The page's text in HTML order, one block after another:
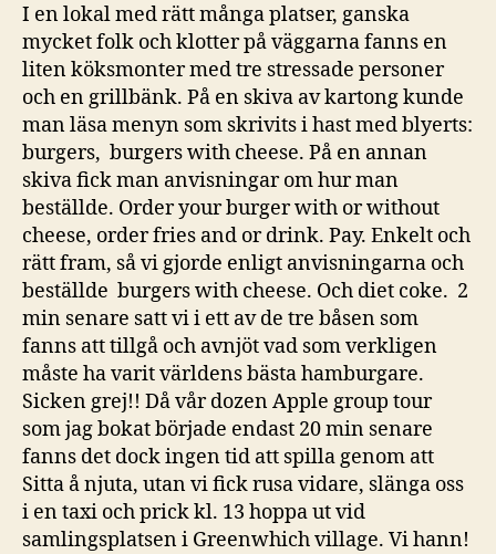
I en lokal med rätt många platser, ganska
mycket folk och klotter på väggarna fanns en
liten köksmonter med tre stressade personer
och en grillbänk. På en skiva av kartong kunde
man läsa menyn som skrivits i hast med blyerts:
burgers, burgers with cheese. På en annan
skiva fick man anvisningar om hur man
beställde. Order your burger with or without
cheese, order fries and or drink. Pay. Enkelt och
rätt fram, så vi gjorde enligt anvisningarna och
beställde burgers with cheese. Och diet coke. 2
min senare satt vi i ett av de tre båsen som
fanns att tillgå och avnjöt vad som verkligen
måste ha varit världens bästa hamburgare.
Sicken grej!! Då vår dozen Apple group tour
som jag bokat började endast 20 min senare
fanns det dock ingen tid att spilla genom att
Sitta å njuta, utan vi fick rusa vidare, slänga oss
i en taxi och prick kl. 13 hoppa ut vid
samlingsplatsen i Greenwhich village. Vi hann!